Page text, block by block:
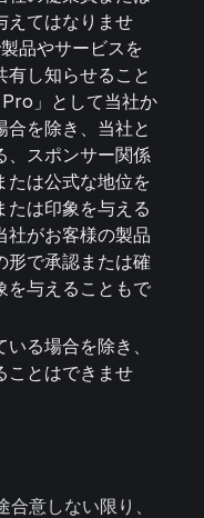
えてはなりませ
品やサービスを
有し知らせること
」として当社か
合を除き、当社と
、スポンサー関係
たは公式な地位を
たは印象を与える
社がお客様の製品
形で承認または確
を与えることもで
る場合を除き、
ことはできませ
意しない限り、